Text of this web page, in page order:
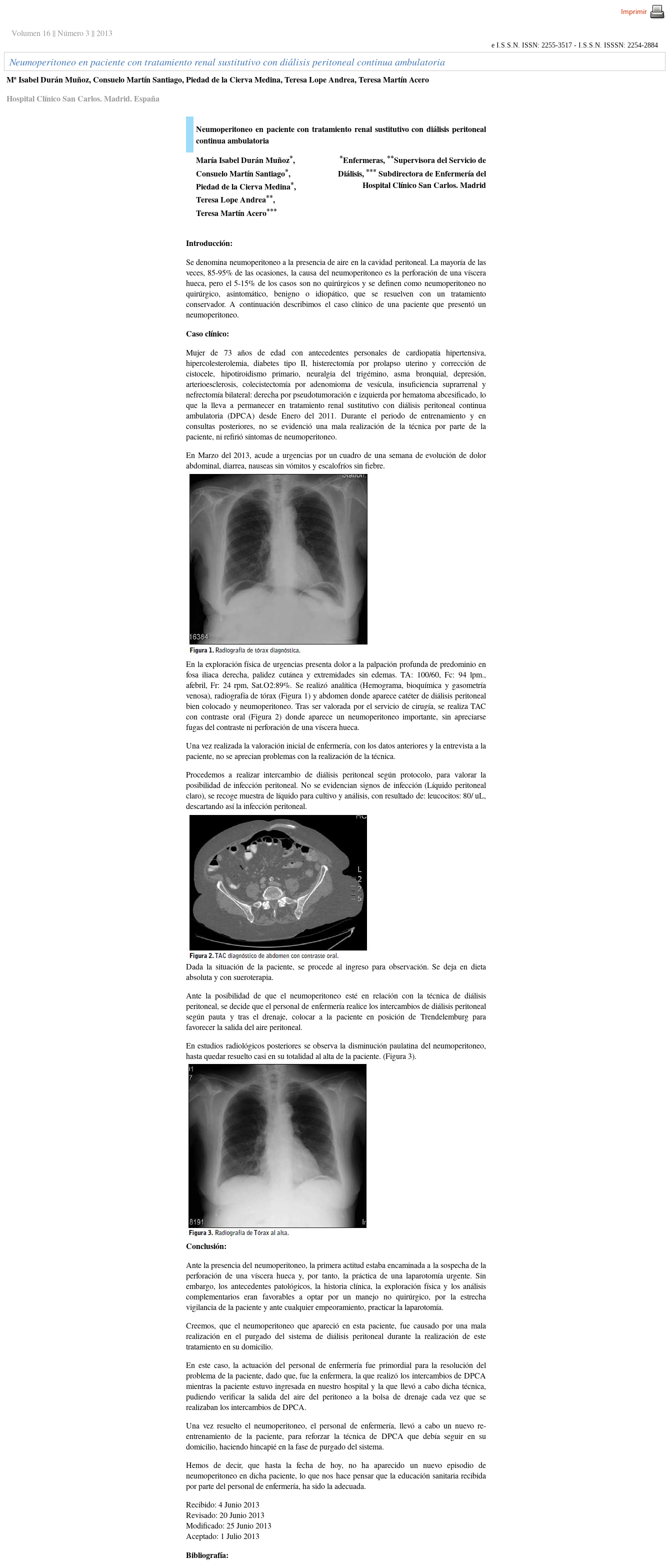
Imprimir
Volumen 16 || Número 3 || 2013
e I.S.S.N. ISSN: 2255-3517 - I.S.S.N. ISSSN: 2254-2884
Neumoperitoneo en paciente con tratamiento renal sustitutivo con diálisis peritoneal continua ambulatoria
Mª Isabel Durán Muñoz, Consuelo Martín Santiago, Piedad de la Cierva Medina, Teresa Lope Andrea, Teresa Martín Acero
Hospital Clínico San Carlos. Madrid. España
Neumoperitoneo en paciente con tratamiento renal sustitutivo con diálisis peritoneal
continua ambulatoria
María Isabel Durán Muñoz*,
Consuelo Martín Santiago*,
Piedad de la Cierva Medina*,
Teresa Lope Andrea**,
Teresa Martín Acero***
*Enfermeras, **Supervisora del Servicio de
Diálisis, *** Subdirectora de Enfermería del
Hospital Clínico San Carlos. Madrid
Introducción:
Se denomina neumoperitoneo a la presencia de aire en la cavidad peritoneal. La mayoría de las
veces, 85-95% de las ocasiones, la causa del neumoperitoneo es la perforación de una víscera
hueca, pero el 5-15% de los casos son no quirúrgicos y se definen como neumoperitoneo no
quirúrgico, asintomático, benigno o idiopático, que se resuelven con un tratamiento
conservador. A continuación describimos el caso clínico de una paciente que presentó un
neumoperitoneo.
Caso clínico:
Mujer de 73 años de edad con antecedentes personales de cardiopatía hipertensiva,
hipercolesterolemia, diabetes tipo II, histerectomía por prolapso uterino y corrección de
cistocele, hipotiroidismo primario, neuralgia del trigémino, asma bronquial, depresión,
arterioesclerosis, colecistectomía por adenomioma de vesícula, insuficiencia suprarrenal y
nefrectomía bilateral: derecha por pseudotumoración e izquierda por hematoma abcesificado, lo
que la lleva a permanecer en tratamiento renal sustitutivo con diálisis peritoneal continua
ambulatoria (DPCA) desde Enero del 2011. Durante el periodo de entrenamiento y en
consultas posteriores, no se evidenció una mala realización de la técnica por parte de la
paciente, ni refirió síntomas de neumoperitoneo.
En Marzo del 2013, acude a urgencias por un cuadro de una semana de evolución de dolor
abdominal, diarrea, nauseas sin vómitos y escalofríos sin fiebre.
En la exploración física de urgencias presenta dolor a la palpación profunda de predominio en
fosa iliaca derecha, palidez cutánea y extremidades sin edemas. TA: 100/60, Fc: 94 lpm.,
afebril, Fr: 24 rpm, Sat.O2:89%. Se realizó analítica (Hemograma, bioquímica y gasometría
venosa), radiografía de tórax (Figura 1) y abdomen donde aparece catéter de diálisis peritoneal
bien colocado y neumoperitoneo. Tras ser valorada por el servicio de cirugía, se realiza TAC
con contraste oral (Figura 2) donde aparece un neumoperitoneo importante, sin apreciarse
fugas del contraste ni perforación de una víscera hueca.
Una vez realizada la valoración inicial de enfermería, con los datos anteriores y la entrevista a la
paciente, no se aprecian problemas con la realización de la técnica.
Procedemos a realizar intercambio de diálisis peritoneal según protocolo, para valorar la
posibilidad de infección peritoneal. No se evidencian signos de infección (Líquido peritoneal
claro), se recoge muestra de líquido para cultivo y análisis, con resultado de: leucocitos: 80/ uL,
descartando así la infección peritoneal.
Dada la situación de la paciente, se procede al ingreso para observación. Se deja en dieta
absoluta y con sueroterapia.
Ante la posibilidad de que el neumoperitoneo esté en relación con la técnica de diálisis
peritoneal, se decide que el personal de enfermería realice los intercambios de diálisis peritoneal
según pauta y tras el drenaje, colocar a la paciente en posición de Trendelemburg para
favorecer la salida del aire peritoneal.
En estudios radiológicos posteriores se observa la disminución paulatina del neumoperitoneo,
hasta quedar resuelto casi en su totalidad al alta de la paciente. (Figura 3).
Conclusión:
Ante la presencia del neumoperitoneo, la primera actitud estaba encaminada a la sospecha de la
perforación de una víscera hueca y, por tanto, la práctica de una laparotomía urgente. Sin
embargo, los antecedentes patológicos, la historia clínica, la exploración física y los análisis
complementarios eran favorables a optar por un manejo no quirúrgico, por la estrecha
vigilancia de la paciente y ante cualquier empeoramiento, practicar la laparotomía.
Creemos, que el neumoperitoneo que apareció en esta paciente, fue causado por una mala
realización en el purgado del sistema de diálisis peritoneal durante la realización de este
tratamiento en su domicilio.
En este caso, la actuación del personal de enfermería fue primordial para la resolución del
problema de la paciente, dado que, fue la enfermera, la que realizó los intercambios de DPCA
mientras la paciente estuvo ingresada en nuestro hospital y la que llevó a cabo dicha técnica,
pudiendo verificar la salida del aire del peritoneo a la bolsa de drenaje cada vez que se
realizaban los intercambios de DPCA.
Una vez resuelto el neumoperitoneo, el personal de enfermería, llevó a cabo un nuevo re-
entrenamiento de la paciente, para reforzar la técnica de DPCA que debía seguir en su
domicilio, haciendo hincapié en la fase de purgado del sistema.
Hemos de decir, que hasta la fecha de hoy, no ha aparecido un nuevo episodio de
neumoperitoneo en dicha paciente, lo que nos hace pensar que la educación sanitaria recibida
por parte del personal de enfermería, ha sido la adecuada.
Recibido: 4 Junio 2013
Revisado: 20 Junio 2013
Modificado: 25 Junio 2013
Aceptado: 1 Julio 2013
Bibliografía: